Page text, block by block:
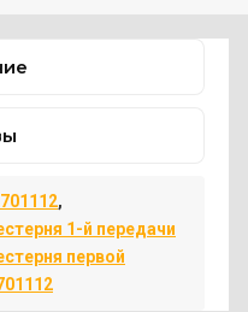
,
1-й передачи
первой